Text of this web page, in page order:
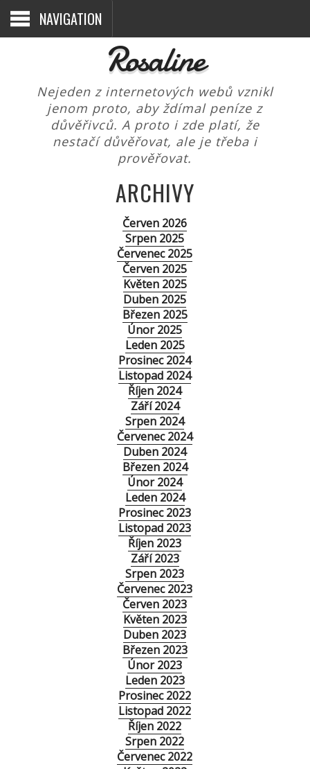
NAVIGATION
Rosaline
Nejeden z internetových webů vznikl
jenom proto, aby ždímal peníze z
důvěřivců. A proto i zde platí, že
nestačí důvěřovat, ale je třeba i
prověřovat.
ARCHIVY
Červen 2026
Srpen 2025
Červenec 2025
Červen 2025
Květen 2025
Duben 2025
Březen 2025
Únor 2025
Leden 2025
Prosinec 2024
Listopad 2024
Říjen 2024
Září 2024
Srpen 2024
Červenec 2024
Duben 2024
Březen 2024
Únor 2024
Leden 2024
Prosinec 2023
Listopad 2023
Říjen 2023
Září 2023
Srpen 2023
Červenec 2023
Červen 2023
Květen 2023
Duben 2023
Březen 2023
Únor 2023
Leden 2023
Prosinec 2022
Listopad 2022
Říjen 2022
Srpen 2022
Červenec 2022